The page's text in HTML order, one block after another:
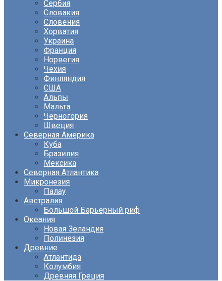
Сербия
Словакия
Словения
Хорватия
Украина
Франция
Норвегия
Чехия
Финляндия
США
Альпы
Мальта
Черногория
Швеция
Северная Америка
Куба
Бразилия
Мексика
Северная Атлантика
Микронезия
Палау
Австралия
Большой Барьерный риф
Океания
Новая Зеландия
Полинезия
Древние
Атлантида
Колумбия
Древняя Греция